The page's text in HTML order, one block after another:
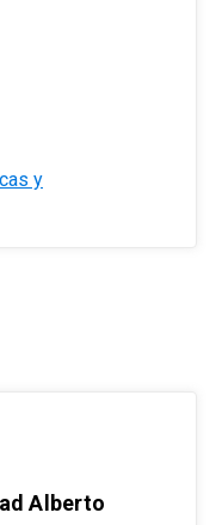
y
Alberto